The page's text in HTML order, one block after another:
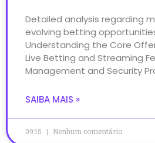
Detailed analysis regarding
evolving betting
Understanding the Core
Live Betting and Streaming
Management and Security
SAIBA MAIS »
09:15 Nenhum comentário